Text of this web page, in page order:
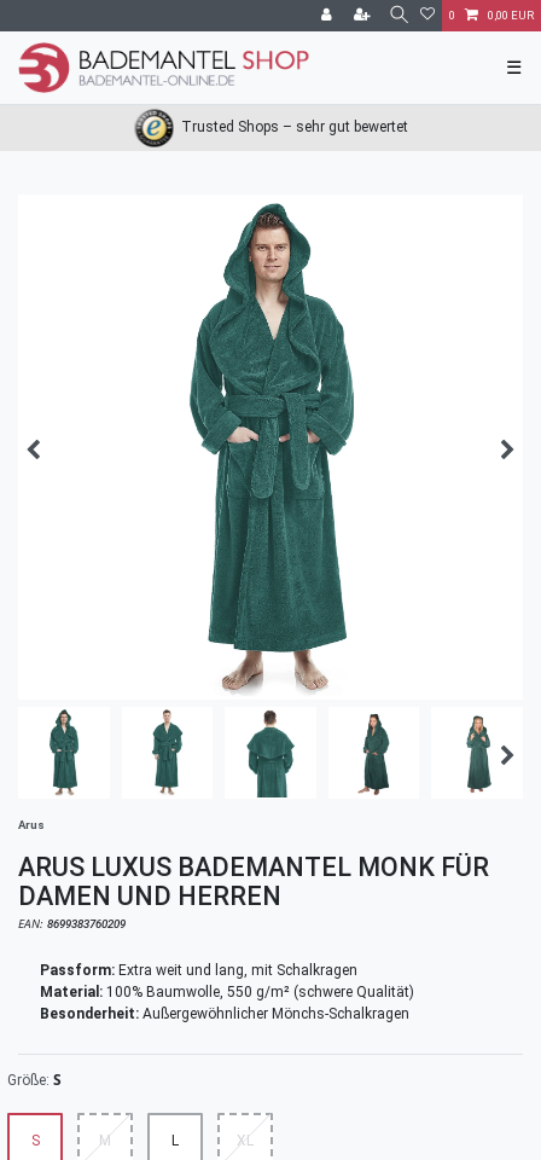
0 0,00 EUR
☰
Trusted Shops – sehr gut bewertet
Arus
ARUS LUXUS BADEMANTEL MONK FÜR
DAMEN UND HERREN
EAN: 8699383760209
Passform: Extra weit und lang, mit Schalkragen
Material: 100% Baumwolle, 550 g/m² (schwere Qualität)
Besonderheit: Außergewöhnlicher Mönchs-Schalkragen
Größe: S
S M L XL